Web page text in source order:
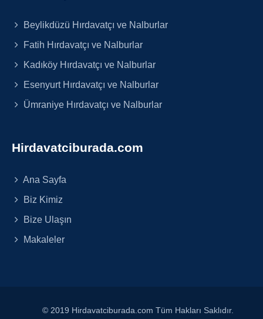
Beylikdüzü Hırdavatçı ve Nalburlar
Fatih Hırdavatçı ve Nalburlar
Kadıköy Hırdavatçı ve Nalburlar
Esenyurt Hırdavatçı ve Nalburlar
Ümraniye Hırdavatçı ve Nalburlar
Hirdavatciburada.com
Ana Sayfa
Biz Kimiz
Bize Ulaşın
Makaleler
© 2019 Hirdavatciburada.com Tüm Hakları Saklıdır.